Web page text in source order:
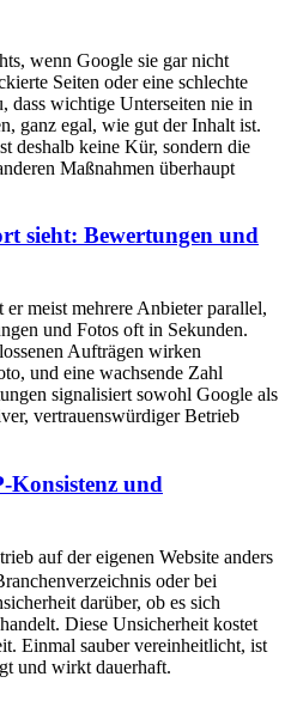
wenn Google sie gar nicht
Seiten oder eine schlechte
dass wichtige Unterseiten nie in
ganz egal, wie gut der Inhalt ist.
deshalb keine Kür, sondern die
Maßnahmen überhaupt
sieht: Bewertungen und
meist mehrere Anbieter parallel,
und Fotos oft in Sekunden.
Aufträgen wirken
und eine wachsende Zahl
signalisiert sowohl Google als
vertrauenswürdiger Betrieb
Konsistenz und
auf der eigenen Website anders
oder bei
darüber, ob es sich
Diese Unsicherheit kostet
Einmal sauber vereinheitlicht, ist
und wirkt dauerhaft.